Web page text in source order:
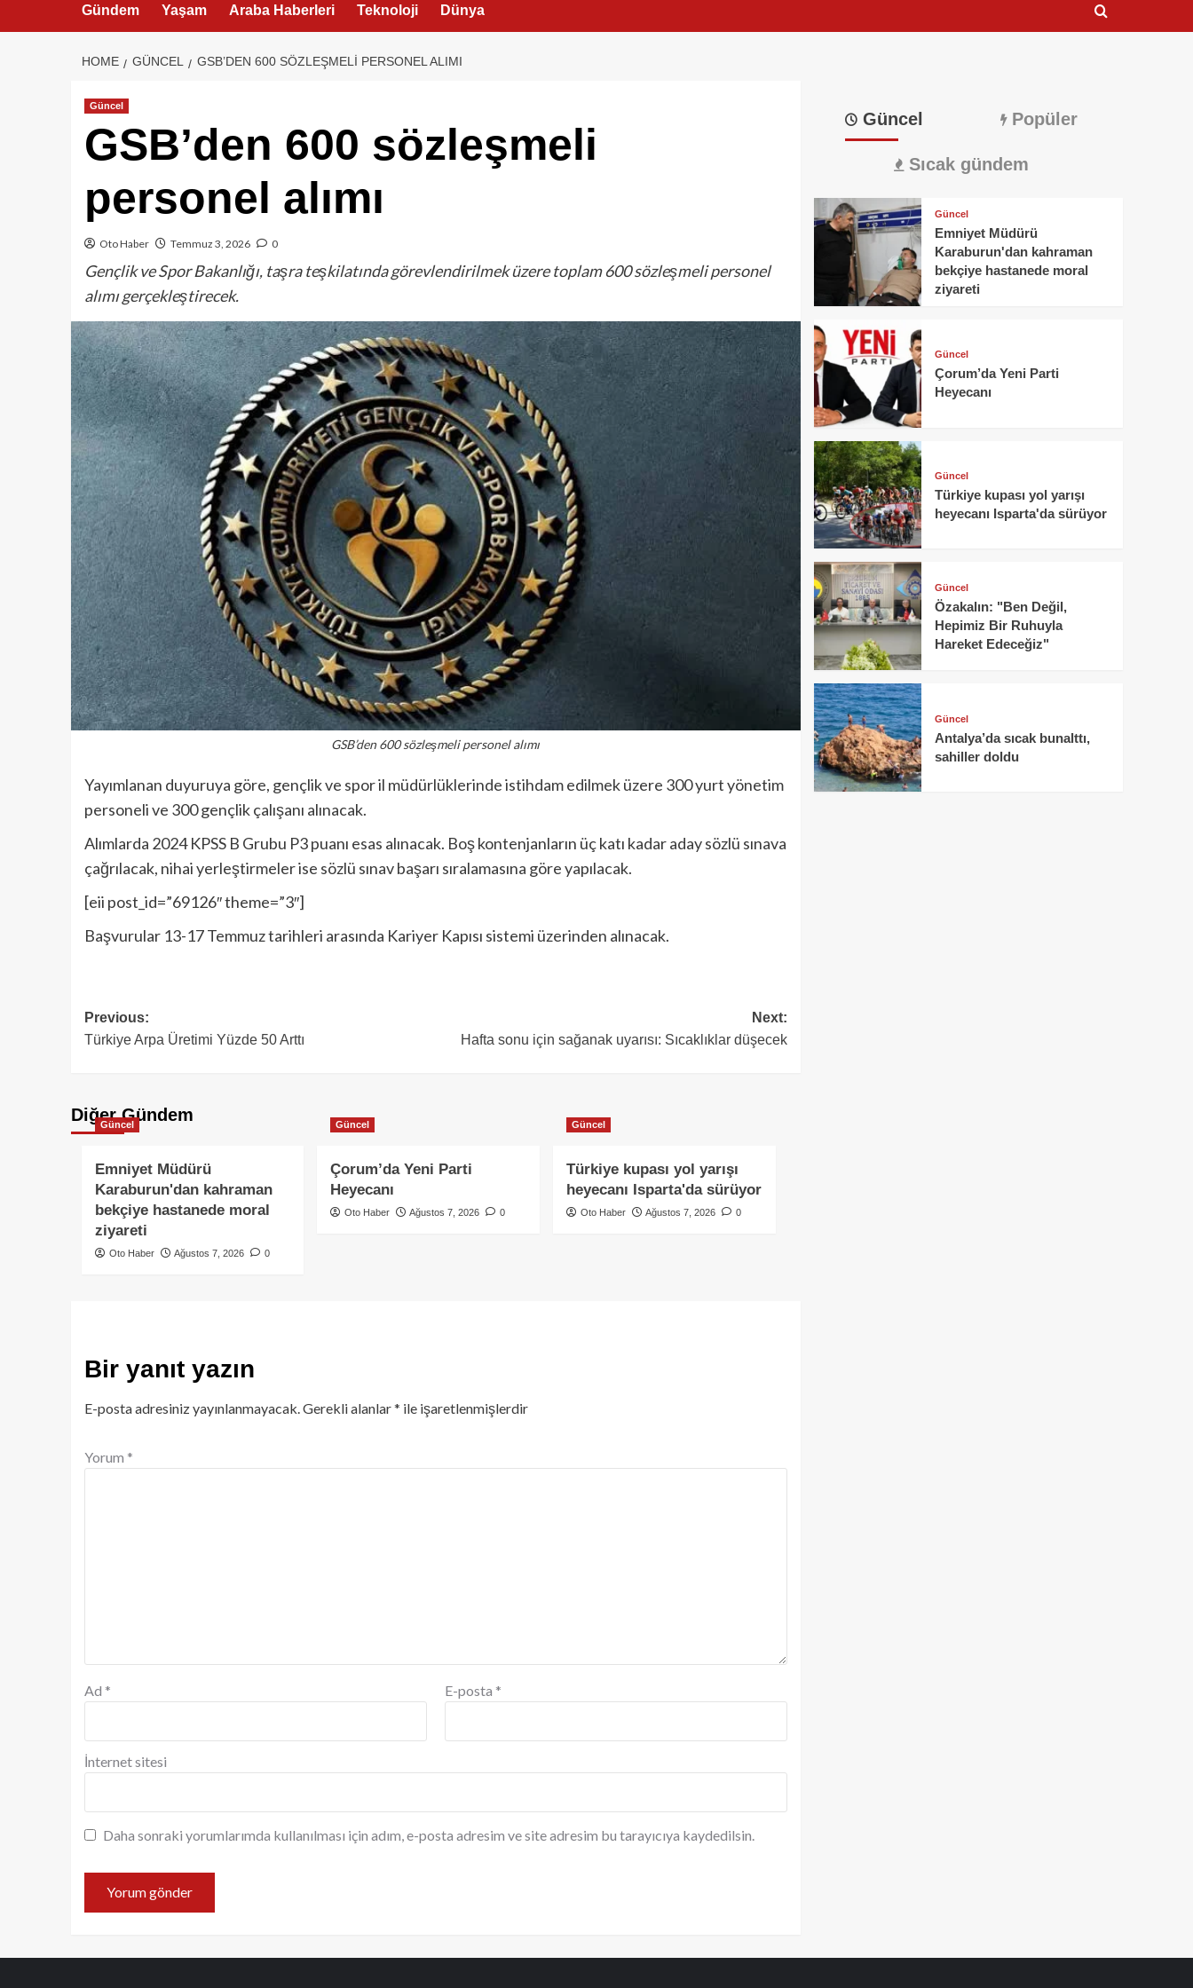
Gündem Yaşam Araba Haberleri Teknoloji Dünya
HOME GÜNCEL GSB’DEN 600 SÖZLEŞMELI PERSONEL ALIMI
Güncel
GSB’den 600 sözleşmeli
personel alımı
Oto Haber Temmuz 3, 2026 0
Gençlik ve Spor Bakanlığı, taşra teşkilatında görevlendirilmek üzere toplam 600 sözleşmeli personel
alımı gerçekleştirecek.
GSB’den 600 sözleşmeli personel alımı
Yayımlanan duyuruya göre, gençlik ve spor il müdürlüklerinde istihdam edilmek üzere 300 yurt yönetim
personeli ve 300 gençlik çalışanı alınacak.
Alımlarda 2024 KPSS B Grubu P3 puanı esas alınacak. Boş kontenjanların üç katı kadar aday sözlü sınava
çağrılacak, nihai yerleştirmeler ise sözlü sınav başarı sıralamasına göre yapılacak.
[eii post_id=”69126″ theme=”3″]
Başvurular 13-17 Temmuz tarihleri arasında Kariyer Kapısı sistemi üzerinden alınacak.
Previous:
Türkiye Arpa Üretimi Yüzde 50 Arttı
Next:
Hafta sonu için sağanak uyarısı: Sıcaklıklar düşecek
Diğer Gündem
Güncel
Emniyet Müdürü
Karaburun'dan kahraman
bekçiye hastanede moral
ziyareti
Oto Haber Ağustos 7, 2026 0
Güncel
Çorum’da Yeni Parti
Heyecanı
Oto Haber Ağustos 7, 2026 0
Güncel
Türkiye kupası yol yarışı
heyecanı Isparta'da sürüyor
Oto Haber Ağustos 7, 2026 0
Bir yanıt yazın
E-posta adresiniz yayınlanmayacak.Gerekli alanlar* ile işaretlenmişlerdir
Yorum *
Ad * E-posta *
İnternet sitesi
Daha sonraki yorumlarımda kullanılması için adım, e-posta adresim ve site adresim bu tarayıcıya kaydedilsin.
Güncel Popüler
Sıcak gündem
Güncel
Emniyet Müdürü
Karaburun'dan kahraman
bekçiye hastanede moral
ziyareti
Güncel
Çorum’da Yeni Parti
Heyecanı
Güncel
Türkiye kupası yol yarışı
heyecanı Isparta'da sürüyor
Güncel
Özakalın: "Ben Değil,
Hepimiz Bir Ruhuyla
Hareket Edeceğiz"
Güncel
Antalya’da sıcak bunalttı,
sahiller doldu